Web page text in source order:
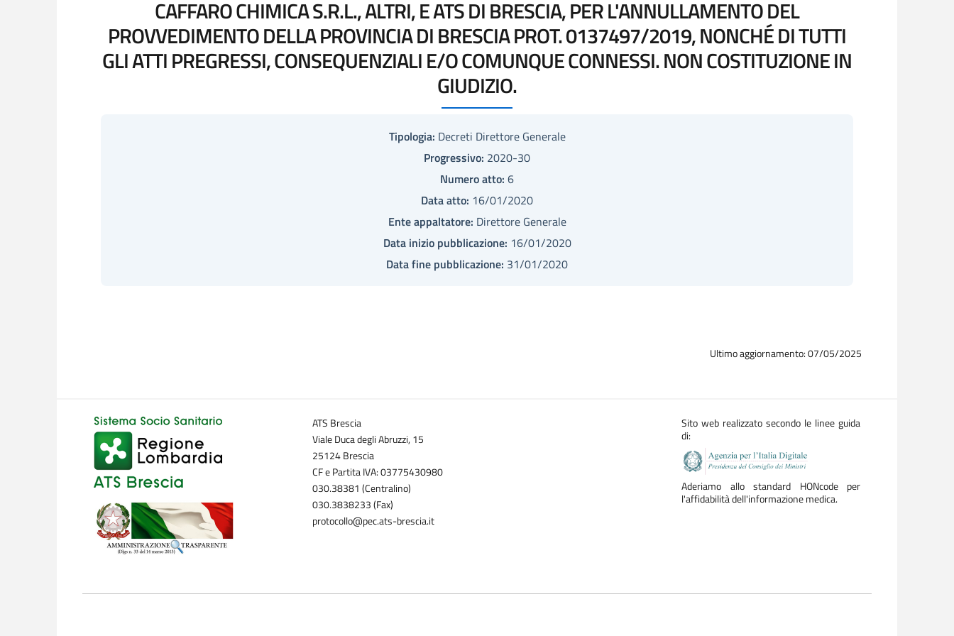
CAFFARO CHIMICA S.R.L., ALTRI, E ATS DI BRESCIA, PER L'ANNULLAMENTO DEL
PROVVEDIMENTO DELLA PROVINCIA DI BRESCIA PROT. 0137497/2019, NONCHÉ DI TUTTI
GLI ATTI PREGRESSI, CONSEQUENZIALI E/O COMUNQUE CONNESSI. NON COSTITUZIONE IN
GIUDIZIO.
Tipologia: Decreti Direttore Generale
Progressivo: 2020-30
Numero atto: 6
Data atto: 16/01/2020
Ente appaltatore: Direttore Generale
Data inizio pubblicazione: 16/01/2020
Data fine pubblicazione: 31/01/2020
Ultimo aggiornamento: 07/05/2025
ATS Brescia
Viale Duca degli Abruzzi, 15
25124 Brescia
CF e Partita IVA: 03775430980
030.38381 (Centralino)
030.3838233 (Fax)
protocollo@pec.ats-brescia.it
Sito web realizzato secondo le linee guida
di:
Aderiamo allo standard HONcode per
l'affidabilità dell'informazione medica.